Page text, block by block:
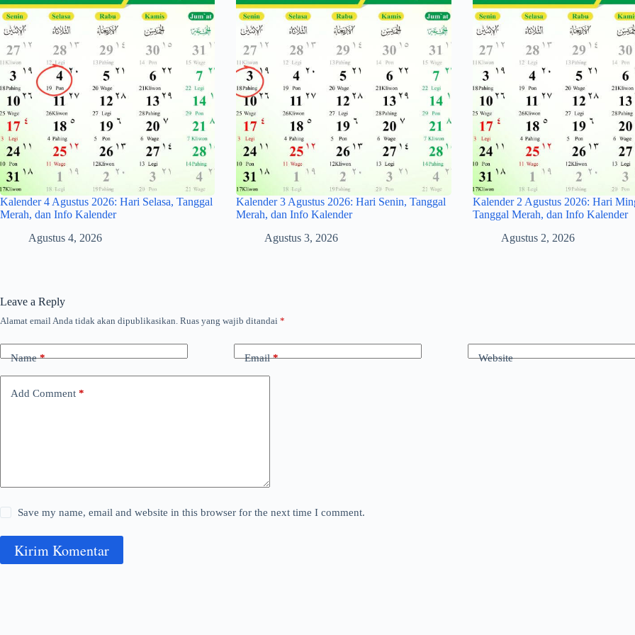
Kalender 4 Agustus 2026: Hari Selasa, Tanggal
Merah, dan Info Kalender
Agustus 4, 2026
Kalender 3 Agustus 2026: Hari Senin, Tanggal
Merah, dan Info Kalender
Agustus 3, 2026
Kalender 2 Agustus 2026: Hari
Tanggal Merah, dan Info Kalender
Agustus 2, 2026
Leave a Reply
Alamat email Anda tidak akan dipublikasikan. Ruas yang wajib ditandai *
Name* Email* Website
Add Comment *
Save my name, email and website in this browser for the next time I comment.
Kirim Komentar